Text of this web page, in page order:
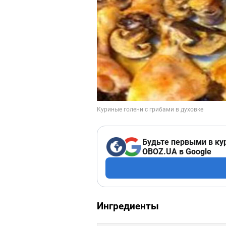
Будьте первыми в
OBOZ.UA в Google
Ингредиенты